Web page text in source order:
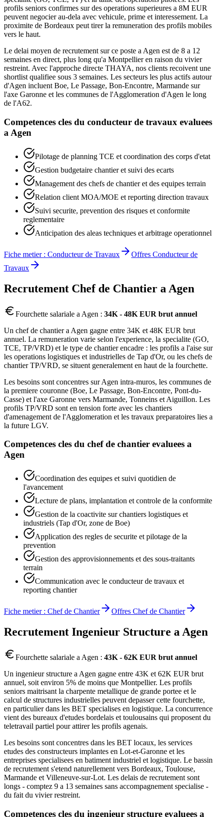
profils seniors confirmes sur des operations superieures a 8M EUR
peuvent negocier au-dela avec vehicule, prime et interessement. La
proximite de Bordeaux peut tirer la remuneration des profils mobiles
vers le haut.
Le delai moyen de recrutement sur ce poste a Agen est de 8 a 12
semaines en direct, plus long qu'a Montpellier en raison du vivier
restreint. Avec l'approche directe THAYA, nos clients recoivent une
shortlist qualifiee sous 3 semaines. Les secteurs les plus actifs autour
d'Agen incluent Boe, Le Passage, Bon-Encontre, Marmande sur
l'axe Garonne et les communes de l'Agglomeration d'Agen le long
de l'A62.
Competences cles du conducteur de travaux evaluees
a Agen
Pilotage de planning TCE et coordination des corps d'etat
Gestion budgetaire chantier et suivi des ecarts
Management des chefs de chantier et des equipes terrain
Relation client MOA/MOE et reporting direction travaux
Suivi securite, prevention des risques et conformite
reglementaire
Anticipation des aleas techniques et arbitrage operationnel
Fiche metier : Conducteur de Travaux Offres Conducteur de
Travaux
Recrutement Chef de Chantier a Agen
Fourchette salariale a Agen : 34K - 48K EUR brut annuel
Un chef de chantier a Agen gagne entre 34K et 48K EUR brut
annuel. La remuneration varie selon l'experience, la specialite (GO,
TCE, TP/VRD) et le type de chantier encadre : les profils a l'aise sur
les operations logistiques et industrielles de Tap d'Or, ou les chefs de
chantier TP/VRD, se situent generalement en haut de la fourchette.
Les besoins sont concentres sur Agen intra-muros, les communes de
la premiere couronne (Boe, Le Passage, Bon-Encontre, Pont-du-
Casse) et l'axe Garonne vers Marmande, Tonneins et Aiguillon. Les
profils TP/VRD sont en tension forte avec les chantiers
d'amenagement de l'Agglomeration et les travaux preparatoires lies a
la future LGV.
Competences cles du chef de chantier evaluees a
Agen
Coordination des equipes et suivi quotidien de
l'avancement
Lecture de plans, implantation et controle de la conformite
Gestion de la coactivite sur chantiers logistiques et
industriels (Tap d'Or, zone de Boe)
Application des regles de securite et pilotage de la
prevention
Gestion des approvisionnements et des sous-traitants
terrain
Communication avec le conducteur de travaux et
reporting chantier
Fiche metier : Chef de Chantier Offres Chef de Chantier
Recrutement Ingenieur Structure a Agen
Fourchette salariale a Agen : 43K - 62K EUR brut annuel
Un ingenieur structure a Agen gagne entre 43K et 62K EUR brut
annuel, soit environ 5% de moins que Montpellier. Les profils
seniors maitrisant la charpente metallique de grande portee et le
calcul de structures industrielles peuvent depasser cette fourchette,
en particulier dans les BET specialises en logistique. La concurrence
vient des bureaux d'etudes bordelais et toulousains qui proposent du
teletravail partiel pour attirer les profils agenais.
Les besoins sont concentres dans les BET locaux, les services
etudes des constructeurs implantes en Lot-et-Garonne et les
entreprises specialisees en batiment industriel et logistique. Le bassin
de recrutement s'etend naturellement vers Bordeaux, Toulouse,
Marmande et Villeneuve-sur-Lot. Les delais de recrutement sont
longs - comptez 9 a 13 semaines sans accompagnement specialise -
du fait du vivier restreint.
Competences cles du ingenieur structure evaluees a